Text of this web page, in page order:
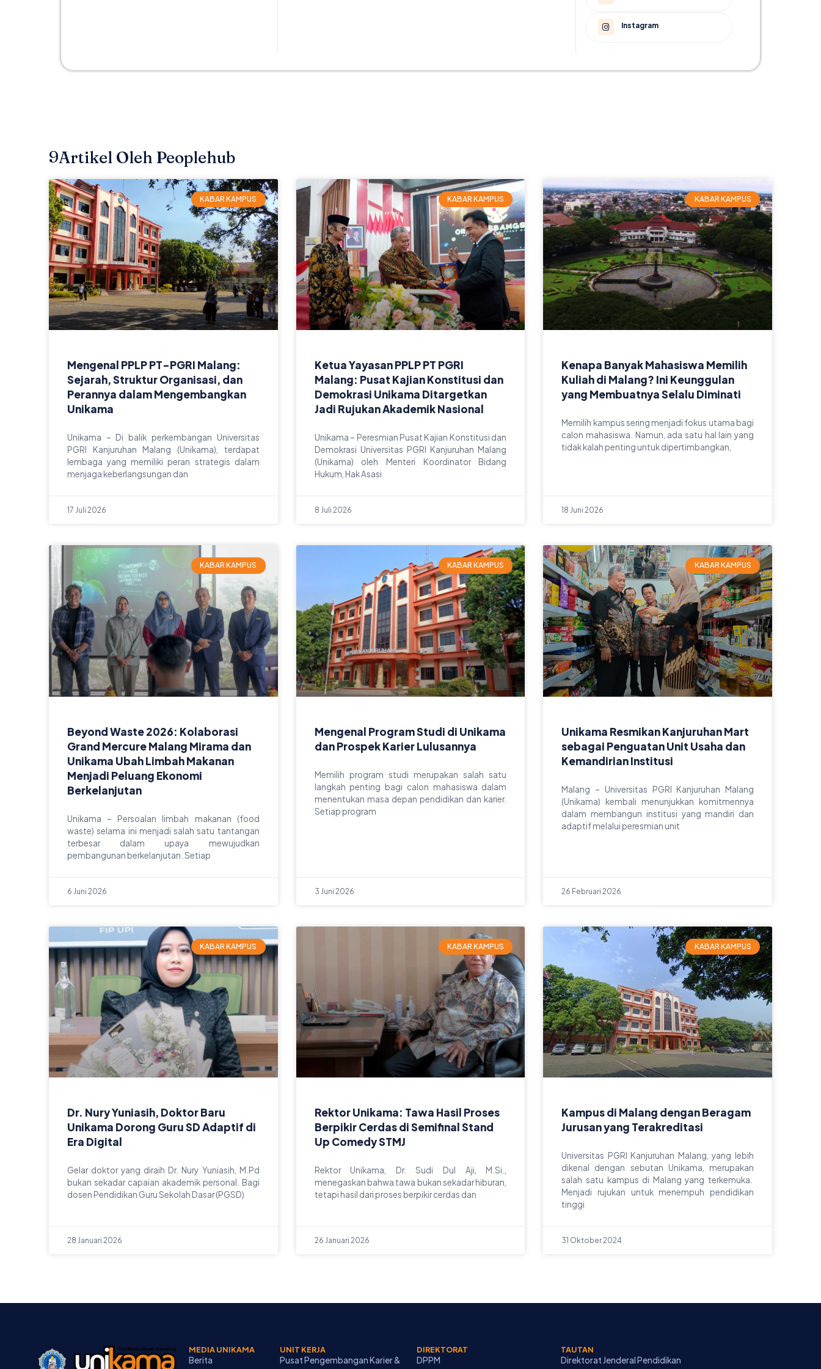
Instagram
9Artikel Oleh Peoplehub
KABAR KAMPUS
Mengenal PPLP PT-PGRI Malang:
Sejarah, Struktur Organisasi, dan
Perannya dalam Mengembangkan
Unikama
Unikama – Di balik perkembangan Universitas
PGRI Kanjuruhan Malang (Unikama), terdapat
lembaga yang memiliki peran strategis dalam
menjaga keberlangsungan dan
17 Juli 2026
KABAR KAMPUS
Ketua Yayasan PPLP PT PGRI
Malang: Pusat Kajian Konstitusi dan
Demokrasi Unikama Ditargetkan
Jadi Rujukan Akademik Nasional
Unikama – Peresmian Pusat Kajian Konstitusi dan
Demokrasi Universitas PGRI Kanjuruhan Malang
(Unikama) oleh Menteri Koordinator Bidang
Hukum, Hak Asasi
8 Juli 2026
KABAR KAMPUS
Kenapa Banyak Mahasiswa Memilih
Kuliah di Malang? Ini Keunggulan
yang Membuatnya Selalu Diminati
Memilih kampus sering menjadi fokus utama bagi
calon mahasiswa. Namun, ada satu hal lain yang
tidak kalah penting untuk dipertimbangkan,
18 Juni 2026
KABAR KAMPUS
Beyond Waste 2026: Kolaborasi
Grand Mercure Malang Mirama dan
Unikama Ubah Limbah Makanan
Menjadi Peluang Ekonomi
Berkelanjutan
Unikama – Persoalan limbah makanan (food
waste) selama ini menjadi salah satu tantangan
terbesar dalam upaya mewujudkan
pembangunan berkelanjutan. Setiap
6 Juni 2026
KABAR KAMPUS
Mengenal Program Studi di Unikama
dan Prospek Karier Lulusannya
Memilih program studi merupakan salah satu
langkah penting bagi calon mahasiswa dalam
menentukan masa depan pendidikan dan karier.
Setiap program
3 Juni 2026
KABAR KAMPUS
Unikama Resmikan Kanjuruhan Mart
sebagai Penguatan Unit Usaha dan
Kemandirian Institusi
Malang – Universitas PGRI Kanjuruhan Malang
(Unikama) kembali menunjukkan komitmennya
dalam membangun institusi yang mandiri dan
adaptif melalui peresmian unit
26 Februari 2026
KABAR KAMPUS
Dr. Nury Yuniasih, Doktor Baru
Unikama Dorong Guru SD Adaptif di
Era Digital
Gelar doktor yang diraih Dr. Nury Yuniasih, M.Pd
bukan sekadar capaian akademik personal. Bagi
dosen Pendidikan Guru Sekolah Dasar (PGSD)
28 Januari 2026
KABAR KAMPUS
Rektor Unikama: Tawa Hasil Proses
Berpikir Cerdas di Semifinal Stand
Up Comedy STMJ
Rektor Unikama, Dr. Sudi Dul Aji, M.Si.,
menegaskan bahwa tawa bukan sekadar hiburan,
tetapi hasil dari proses berpikir cerdas dan
26 Januari 2026
KABAR KAMPUS
Kampus di Malang dengan Beragam
Jurusan yang Terakreditasi
Universitas PGRI Kanjuruhan Malang, yang lebih
dikenal dengan sebutan Unikama, merupakan
salah satu kampus di Malang yang terkemuka.
Menjadi rujukan untuk menempuh pendidikan
tinggi
31 Oktober 2024
MEDIA UNIKAMA
Berita
UNIT KERJA
Pusat Pengembangan Karier &
DIREKTORAT
DPPM
TAUTAN
Direktorat Jenderal Pendidikan